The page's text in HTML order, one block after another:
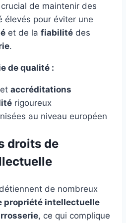
de maintenir des
élevés pour éviter une
et de la fiabilité des
.
de qualité :
et accréditations
rigoureux
au niveau européen
droits de
détiennent de nombreux
propriété intellectuelle
, ce qui complique